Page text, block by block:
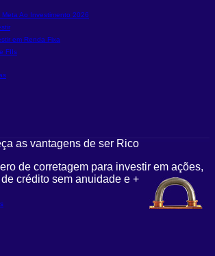
Meta Ao Investimento 2026
em Renda Fixa
FIIs
as vantagens de ser Rico
de corretagem para investir em ações,
crédito sem anuidade e +